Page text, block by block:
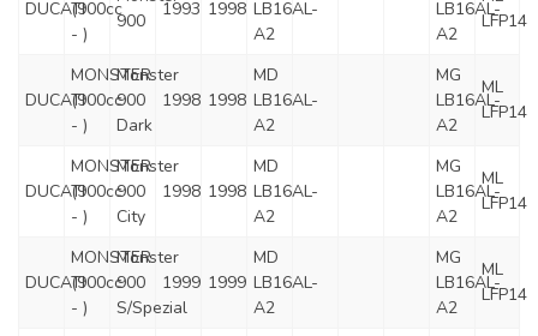
DUCATI(900cc
- )
900
1993 1998 LB16AL-
A2
LB16AL-
A2
LFP14
DUCATI
MONSTER
(900cc
- )
Monster
900
Dark
1998 1998
MD
LB16AL-
A2
MG
LB16AL-
A2
ML
LFP14
DUCATI
MONSTER
(900cc
- )
Monster
900
City
1998 1998
MD
LB16AL-
A2
MG
LB16AL-
A2
ML
LFP14
DUCATI
MONSTER
(900cc
- )
Monster
900
S/Spezial
1999 1999
MD
LB16AL-
A2
MG
LB16AL-
A2
ML
LFP14